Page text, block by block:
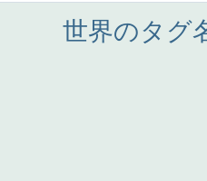
世界のタグ